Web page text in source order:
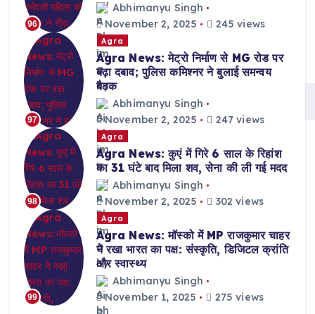
96
Abhimanyu Singh
November 2, 2025
245 views
97
Agra
Agra News: मेट्रो निर्माण से MG रोड पर
बढ़ा दबाव; पुलिस कमिश्नर ने बुलाई समन्वय
बैठक
Abhimanyu Singh
November 2, 2025
247 views
98
Agra
Agra News: कुएं में गिरे 6 साल के रिहांश
का 31 घंटे बाद मिला शव, सेना की ली गई मदद
Abhimanyu Singh
November 2, 2025
302 views
99
Agra
Agra News: मॉस्को में MP राजकुमार चाहर
ने रखा भारत का पक्ष: संस्कृति, डिजिटल क्रांति
और स्वास्थ्य
Abhimanyu Singh
November 1, 2025
275 views